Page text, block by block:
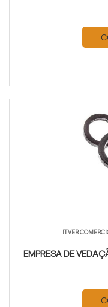
ITVER
EMPRESA DE